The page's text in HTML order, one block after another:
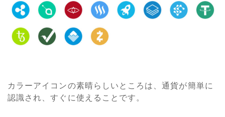
カラーアイコンの素晴らしいところは、通貨が簡単に
認識され、すぐに使えることです。